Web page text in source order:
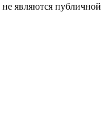
являются публичной